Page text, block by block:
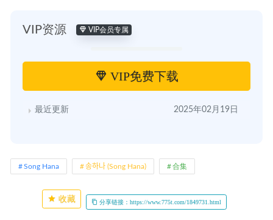
VIP资源 VIP会员专属
VIP免费下载
最近更新 2025年02月19日
Song Hana 송하나 (Song Hana) 合集
收藏 分享链接：https://www.775t.com/1849731.html